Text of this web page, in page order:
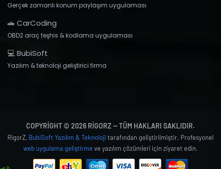
Gerçek zamanlı konum paylaşım uygulaması
🚗 CarCoding
OBD2 araç teşhis & kodlama uygulaması
💻 BubiSoft
Yazılım & teknoloji geliştirici firma
COPYRIGHT © 2026 RIGORZ — TÜM HAKLARI SAKLIDIR.
RigorZ, BubiSoft Yazılım & Teknoloji tarafından geliştirilmiştir. Profesyonel
web uygulama geliştirmeve yazılım çözümleri için ziyaret edin.